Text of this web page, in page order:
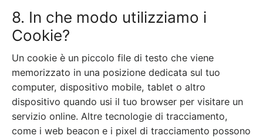
8. In che modo utilizziamo i
Cookie?
Un cookie è un piccolo file di testo che viene
memorizzato in una posizione dedicata sul tuo
computer, dispositivo mobile, tablet o altro
dispositivo quando usi il tuo browser per visitare un
servizio online. Altre tecnologie di tracciamento,
come i web beacon e i pixel di tracciamento possono